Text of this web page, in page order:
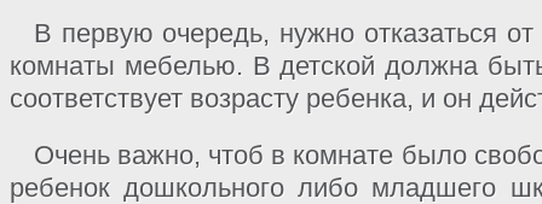
В первую очередь, нужно отказаться
комнаты мебелью. В детской должна
соответствует возрасту ребенка, и он
Очень важно, чтоб в комнате было
ребенок дошкольного либо младшего